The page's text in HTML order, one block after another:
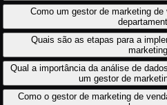
Como um gestor de marketing
Quais são as etapas para a
Qual a importância da análise de
um gestor de
Como o gestor de marketing de